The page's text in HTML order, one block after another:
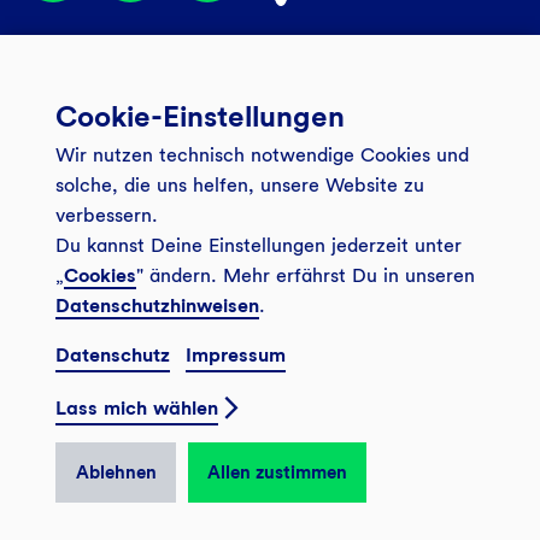
Banking App
Service
Onlinebanking Login
FAQ
Kontakt
Newsletter
Unsere Angebote
Mitgliederkonto
Festgeld
Tagesgeldkonto
Finanzieren
Investieren
GLS Bank Anteile
Über uns
Wo wirkt die GLS?
Weitersagen
Veranstaltungen
Filiale finden
Presse
Karriere
Sozial-ökologisch seit 1974
© 2026 GLS Gemeinschaftsbank eG
Vertrag widerrufen
Cookie-Einstellungen
Wir nutzen technisch notwendige Cookies und
solche, die uns helfen, unsere Website zu
verbessern.
Du kannst Deine Einstellungen jederzeit unter
„Cookies" ändern. Mehr erfährst Du in unseren
Datenschutzhinweisen.
Datenschutz Impressum
Lass mich wählen
Ablehnen Allen zustimmen